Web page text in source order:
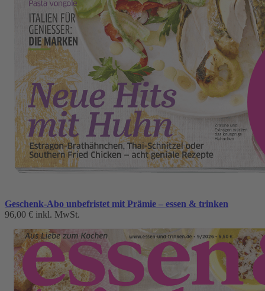
Geschenk-Abo unbefristet mit Prämie – essen & trinken
96,00 € inkl. MwSt.